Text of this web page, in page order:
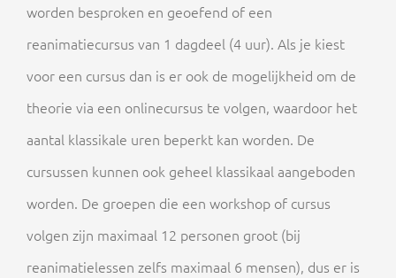
worden besproken en geoefend of een
reanimatiecursus van 1 dagdeel (4 uur). Als je kiest
voor een cursus dan is er ook de mogelijkheid om de
theorie via een onlinecursus te volgen, waardoor het
aantal klassikale uren beperkt kan worden. De
cursussen kunnen ook geheel klassikaal aangeboden
worden. De groepen die een workshop of cursus
volgen zijn maximaal 12 personen groot (bij
reanimatielessen zelfs maximaal 6 mensen), dus er is